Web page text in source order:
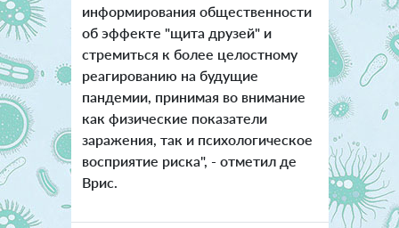
информирования общественности
об эффекте "щита друзей" и
стремиться к более целостному
реагированию на будущие
пандемии, принимая во внимание
как физические показатели
заражения, так и психологическое
восприятие риска", - отметил де
Врис.